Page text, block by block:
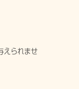
えられませ